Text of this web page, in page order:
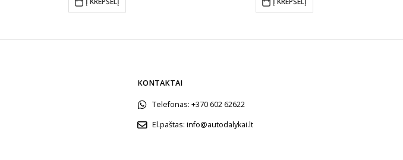
KONTAKTAI
Telefonas: +370 602 62622
El.paštas: info@autodalykai.lt